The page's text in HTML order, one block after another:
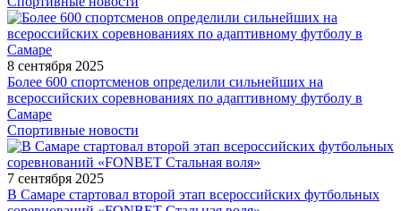
8 сентября 2025
Более 600 спортсменов определили сильнейших на
всероссийских соревнованиях по адаптивному футболу в
Самаре
Спортивные новости
7 сентября 2025
В Самаре стартовал второй этап всероссийских футбольных